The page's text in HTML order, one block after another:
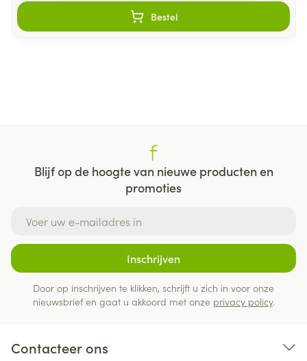
Bestel
Blijf op de hoogte van nieuwe producten en
promoties
Inschrijven
Door op inschrijven te klikken, schrijft u zich in voor onze
nieuwsbrief en gaat u akkoord met onze privacy policy.
Contacteer ons